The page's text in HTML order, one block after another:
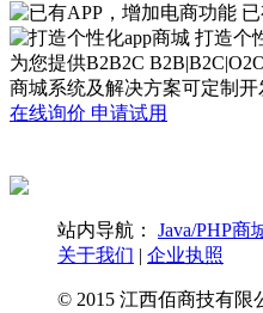
打造个
为您提供B2B2C
商城系统及解决方案可定制开
在线询价 申请试用
站内导航： Java/PHP商
关于我们 | 企业执照
© 2015 江西佰商技有限